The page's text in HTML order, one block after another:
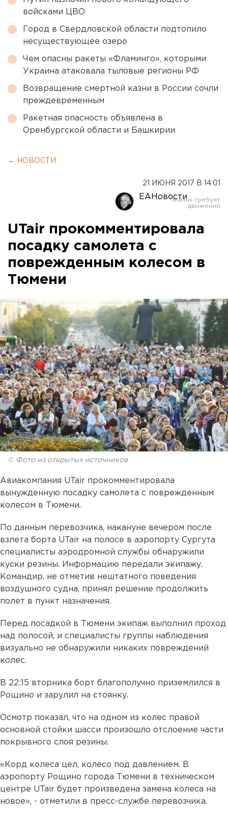
войсками ЦВО
Город в Свердловской области подтопило
несуществующее озеро
Чем опасны ракеты «Фламинго», которыми
Украина атаковала тыловые регионы РФ
Возвращение смертной казни в России сочли
преждевременным
Ракетная опасность объявлена в
Оренбургской области и Башкирии
← НОВОСТИ
21 ИЮНЯ 2017 В 14:01
ЕАНовости
UTair прокомментировала
посадку самолета с
поврежденным колесом в
Тюмени
© Фото из открытых источников
Авиакомпания UTair прокомментировала
вынужденную посадку самолета с поврежденным
колесом в Тюмени.
По данным перевозчика, накануне вечером после
взлета борта UTair на полосе в аэропорту Сургута
специалисты аэродромной службы обнаружили
куски резины. Информацию передали экипажу.
Командир, не отметив нештатного поведения
воздушного судна, принял решение продолжить
полет в пункт назначения.
Перед посадкой в Тюмени экипаж выполнил проход
над полосой, и специалисты группы наблюдения
визуально не обнаружили никаких повреждений
колес.
В 22:15 вторника борт благополучно приземлился в
Рощино и зарулил на стоянку.
Осмотр показал, что на одном из колес правой
основной стойки шасси произошло отслоение части
покрывного слоя резины.
«Корд колеса цел, колесо под давлением. В
аэропорту Рощино города Тюмени в техническом
центре UTair будет произведена замена колеса на
новое», - отметили в пресс-службе перевозчика.